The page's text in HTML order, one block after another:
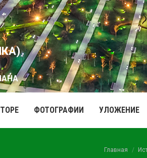
ФОТОГРАФИИ УЛОЖЕНИЕ
Главная